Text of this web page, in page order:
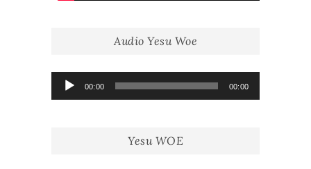
Audio Yesu Woe
Lecteur
audio
00:00 00:00
Yesu WOE